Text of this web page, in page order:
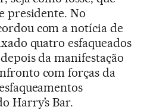
presidente. No
com a notícia de
quatro esfaqueados
da manifestação
com forças da
Harry’s Bar.